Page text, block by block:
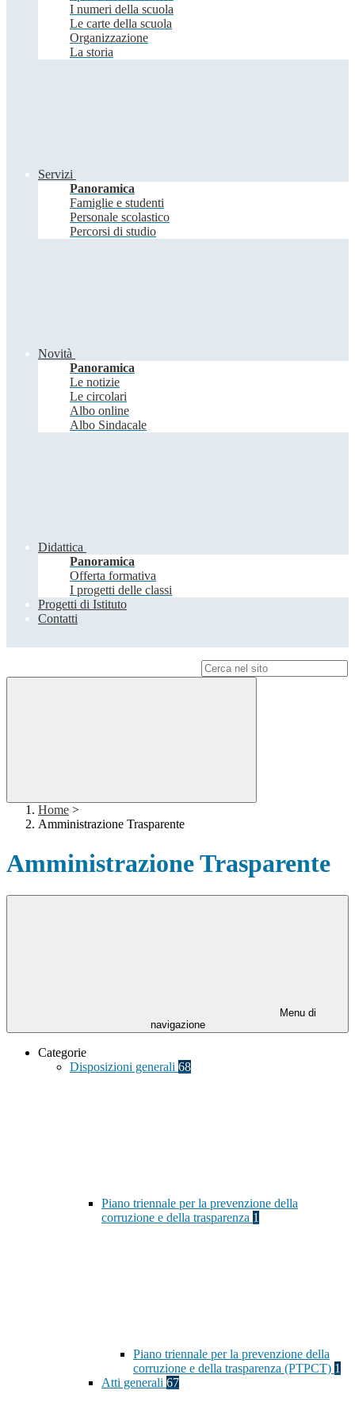
I numeri della scuola
Le carte della scuola
Organizzazione
La storia
Servizi
Panoramica
Famiglie e studenti
Personale scolastico
Percorsi di studio
Novità
Panoramica
Le notizie
Le circolari
Albo online
Albo Sindacale
Didattica
Panoramica
Offerta formativa
I progetti delle classi
Progetti di Istituto
Contatti
Home >
Amministrazione Trasparente
Amministrazione Trasparente
Menu di
navigazione
Categorie
Disposizioni generali 68
Piano triennale per la prevenzione della
corruzione e della trasparenza 1
Piano triennale per la prevenzione della
corruzione e della trasparenza (PTPCT) 1
Atti generali 67